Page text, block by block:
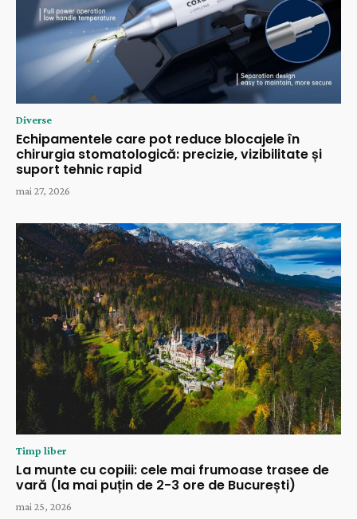
Diverse
Echipamentele care pot reduce blocajele în
chirurgia stomatologică: precizie, vizibilitate și
suport tehnic rapid
mai 27, 2026
Timp liber
La munte cu copiii: cele mai frumoase trasee de
vară (la mai puțin de 2-3 ore de București)
mai 25, 2026